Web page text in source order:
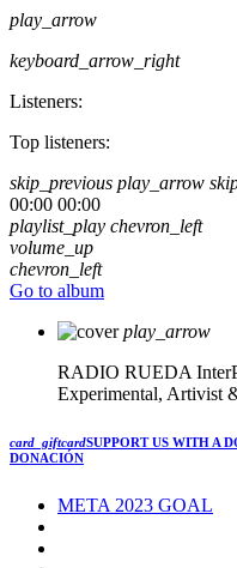
play_arrow
keyboard_arrow_right
Listeners:
Top listeners:
skip_previous play_arrow
00:00 00:00
playlist_play chevron_left
volume_up
chevron_left
Go to album
play_arrow
RADIO RUEDA
Experimental, Artivist
card_giftcardSUPPORT US WITH A
DONACIÓN
META 2023 GOAL